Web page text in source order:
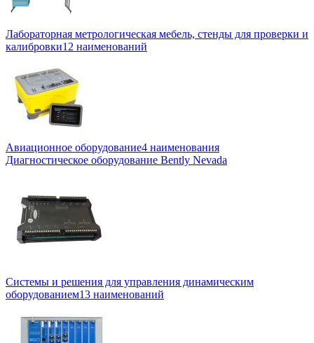
Лабораторная метрологическая мебель, стенды для проверки и
калибровки12 наименований
Авиационное оборудование4 наименования
Диагностическое оборудование Bently Nevada
Системы и решения для управления динамическим
оборудованием13 наименований